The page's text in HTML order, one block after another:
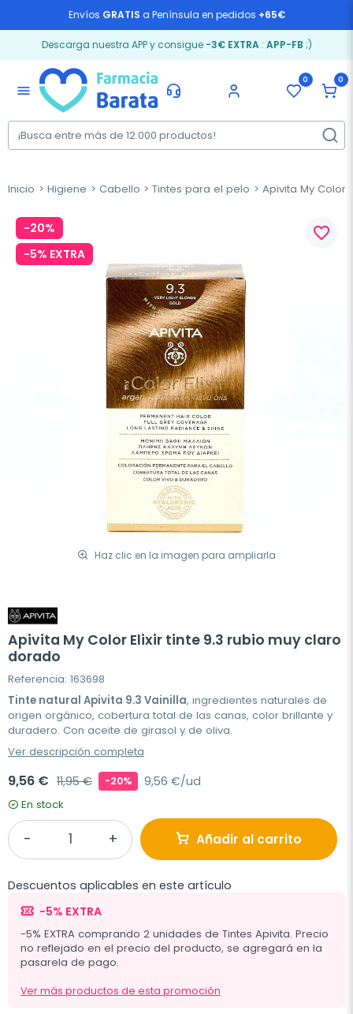
Envíos GRATIS a Península en pedidos +65€
Descarga nuestra APP y consigue -3€ EXTRA: APP-FB ;)
menu
0 0
Inicio Higiene Cabello Tintes para el pelo Apivita My Color
-20%
-5% EXTRA
Haz clic en la imagen para ampliarla
favorite_border
Apivita My Color Elixir tinte 9.3 rubio muy claro
dorado
Referencia: 163698
Tinte natural Apivita 9.3 Vainilla, ingredientes naturales de
origen orgánico, cobertura total de las canas, color brillante y
duradero. Con aceite de girasol y de oliva.
Ver descripción completa
9,56 € 11,95 € -20% 9,56 €/ud
En stock
Añadir al carrito
Descuentos aplicables en este artículo
-5% EXTRA
-5% EXTRA comprando 2 unidades de Tintes Apivita. Precio
no reflejado en el precio del producto, se agregará en la
pasarela de pago.
Ver más productos de esta promoción